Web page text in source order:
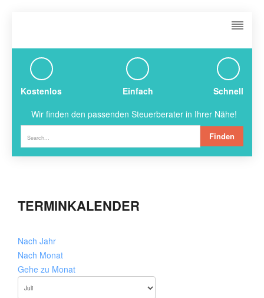
Kostenlos Einfach
Schnell
Wir finden den passenden Steuerberater in Ihrer Nähe!
Finden
TERMINKALENDER
Nach Jahr
Nach Monat
Gehe zu Monat